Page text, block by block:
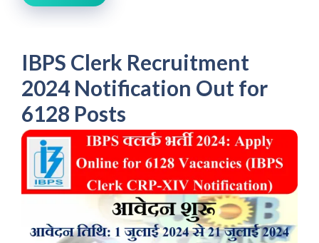
IBPS Clerk Recruitment
2024 Notification Out for
6128 Posts